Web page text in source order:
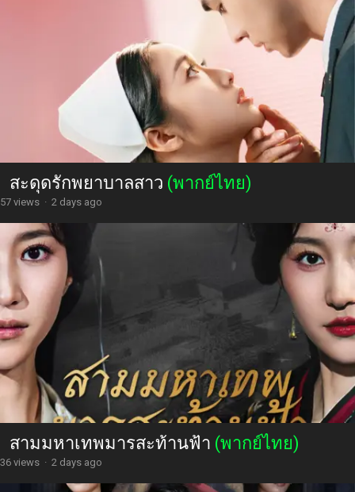
สะดุดรักพยาบาลสาว (พากย์ไทย)
57 views · 2 days ago
สามมหาเทพมารสะท้านฟ้า (พากย์ไทย)
36 views · 2 days ago